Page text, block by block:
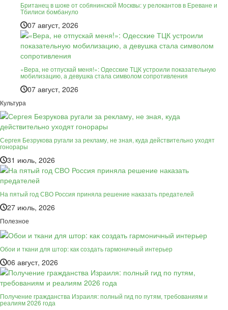
Британец в шоке от собянинской Москвы: у релокантов в Ереване и
Тбилиси бомбануло
07 август, 2026
«Вера, не отпускай меня!»: Одесские ТЦК устроили показательную
мобилизацию, а девушка стала символом сопротивления
07 август, 2026
Культура
Сергея Безрукова ругали за рекламу, не зная, куда действительно уходят
гонорары
31 июль, 2026
На пятый год СВО Россия приняла решение наказать предателей
27 июль, 2026
Полезное
Обои и ткани для штор: как создать гармоничный интерьер
06 август, 2026
Получение гражданства Израиля: полный гид по путям, требованиям и
реалиям 2026 года